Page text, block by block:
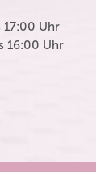
17:00 Uhr
16:00 Uhr